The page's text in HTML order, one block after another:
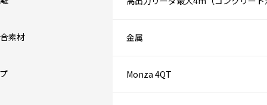
素材 金属
Monza 4QT